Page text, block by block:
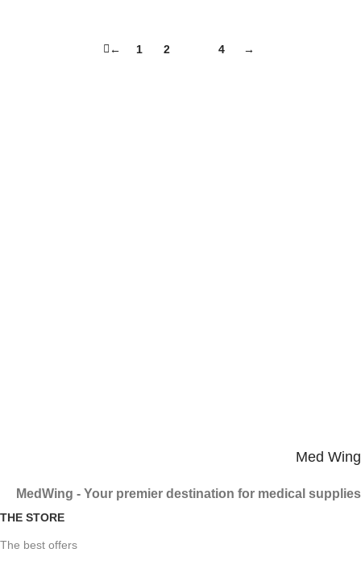
← 1 2 4 →
Med Wing
MedWing - Your premier destination for medical supplies
THE STORE
The best offers